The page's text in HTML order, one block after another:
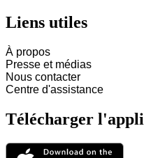
Liens utiles
À propos
Presse et médias
Nous contacter
Centre d'assistance
Télécharger l'appli